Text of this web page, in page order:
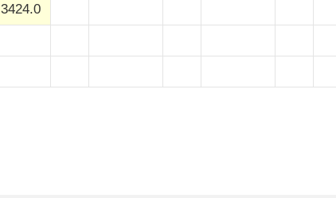
3424.0